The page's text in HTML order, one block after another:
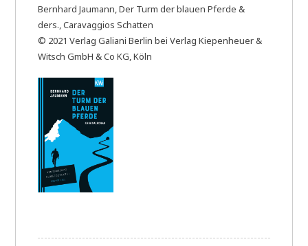
Bernhard Jaumann, Der Turm der blauen Pferde &
ders., Caravaggios Schatten
© 2021 Verlag Galiani Berlin bei Verlag Kiepenheuer &
Witsch GmbH & Co KG, Köln